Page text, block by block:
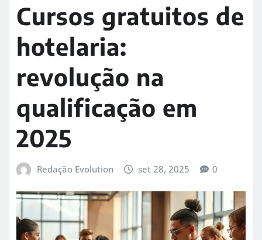
Cursos gratuitos de
hotelaria:
revolução na
qualificação em
2025
Redação Evolution set 28, 2025 0